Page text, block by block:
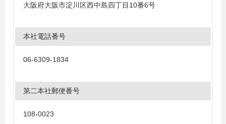
大阪府大阪市淀川区西中島四丁目10番6号
本社電話番号
06-6309-1834
第二本社郵便番号
108-0023